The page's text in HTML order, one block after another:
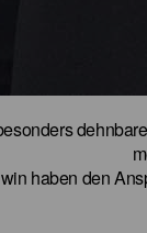
haben den